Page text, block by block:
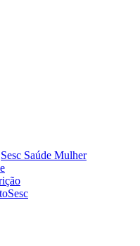
Sesc Saúde Mulher